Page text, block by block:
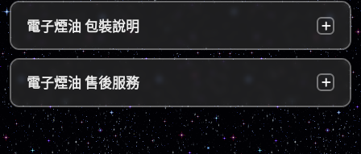
2～5個工作天內可送達指定便利店。（ 如遇休
延。遇異常出貨情況，將另外通知您）。
*提示1：線上支付成功並至便利店取貨者須核
對證件，取貨人必須是商品託運單上的收件
人，收件人請勿使用暱稱、假名以免無法順利
取貨。
貨到付款：
使用貨到付款方式只需於配達貨物時，將訂單
款項以新台幣現金的方式繳款，即可完成付
款。
超商付款：
訂單送達門市後，會寄送簡訊通知取貨，請至
超商告知門市人員您訂購時所填寫的聯絡電話
後三碼，並付款取貨。
電子煙油 包裝說明
隱密包裝：
由於台灣法律政策原因，包裝上不會註明內容
物，謝謝理解。
電子煙油 售後服務
退換貨原則 包裹拆封請全程錄影，已確保雙方權益。